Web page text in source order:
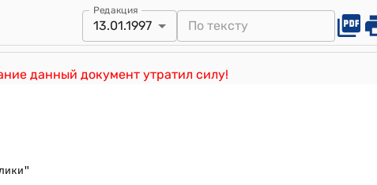
Редакция
13.01.1997
данный документ утратил силу!